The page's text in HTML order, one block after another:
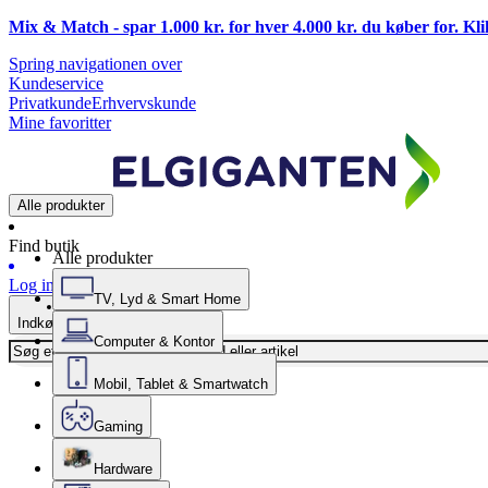
Mix & Match - spar 1.000 kr. for hver 4.000 kr. du køber for.
Spring navigationen over
Kundeservice
PrivatkundeErhvervskunde
Mine favoritter
Alle produkter
Find butik
Log ind
Indkøbskurv
Alle produkter
TV, Lyd & Smart Home
Computer & Kontor
Mobil, Tablet & Smartwatch
Gaming
Hardware